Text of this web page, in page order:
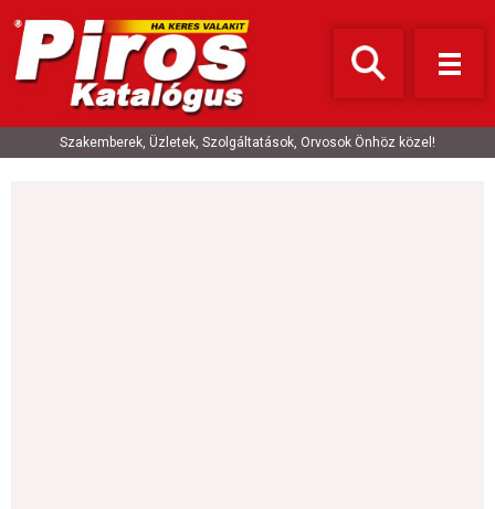
Szakemberek, Üzletek, Szolgáltatások, Orvosok Önhöz közel!